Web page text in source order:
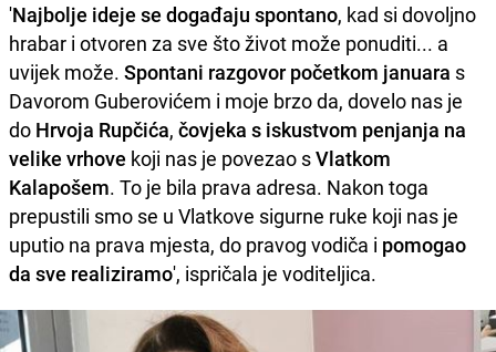
'Najbolje ideje se događaju spontano, kad si dovoljno
hrabar i otvoren za sve što život može ponuditi... a
uvijek može. Spontani razgovor početkom januara s
Davorom Guberovićem i moje brzo da, dovelo nas je
do Hrvoja Rupčića, čovjeka s iskustvom penjanja na
velike vrhove koji nas je povezao sVlatkom
Kalapošem. To je bila prava adresa. Nakon toga
prepustili smo se u Vlatkove sigurne ruke koji nas je
uputio na prava mjesta, do pravog vodiča i pomogao
da sve realiziramo', ispričala je voditeljica.